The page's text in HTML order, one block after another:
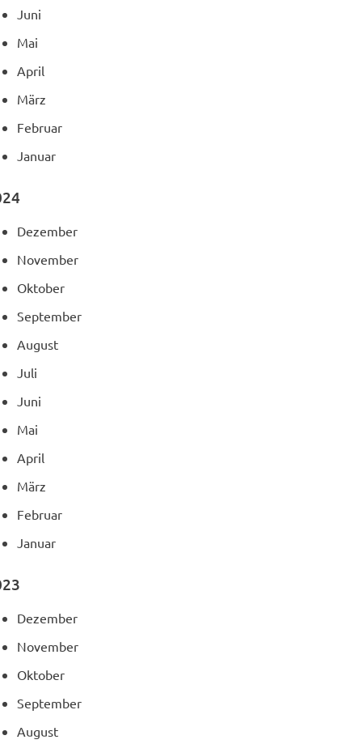
Juni
Mai
April
März
Februar
Januar
Dezember
November
Oktober
September
August
Juli
Juni
Mai
April
März
Februar
Januar
Dezember
November
Oktober
September
August